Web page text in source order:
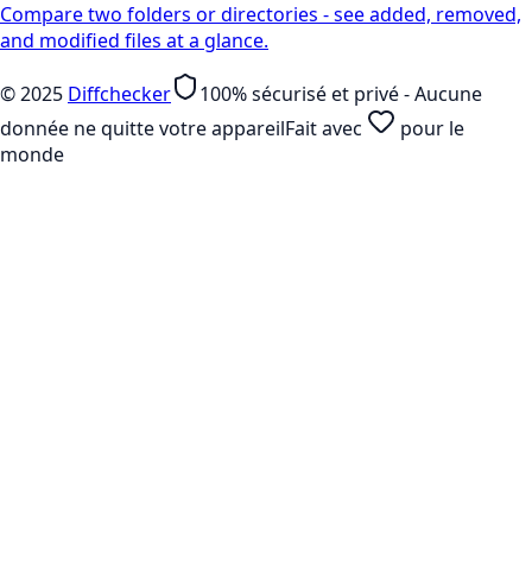
Compare two folders or directories - see added, removed,
and modified files at a glance.
©2025 Diffchecker
100% sécurisé et privé - Aucune
donnée ne quitte votre appareilFait avec
pour le
monde